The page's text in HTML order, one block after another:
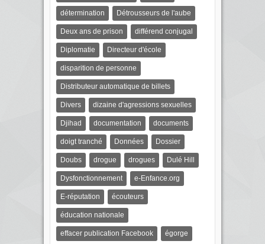
détermination Détrousseurs de l'aube
Deux ans de prison différend conjugal
Diplomatie Directeur d'école
disparition de personne
Distributeur automatique de billets
Divers dizaine d'agressions sexuelles
Djihad documentation documents
doigt tranché Données Dossier
Doubs drogue drogues Dulé Hill
Dysfonctionnement e-Enfance.org
E-réputation écouteurs
éducation nationale
effacer publication Facebook égorge